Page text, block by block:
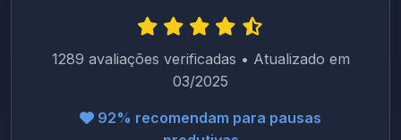
1289 avaliações verificadas • Atualizado em
03/2025
92% recomendam para pausas